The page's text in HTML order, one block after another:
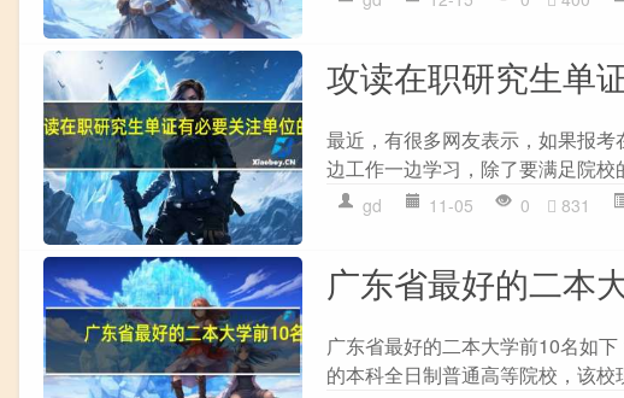
攻读在职研究生单
最近，有很多网友表示，如果报
边工作一边学习，除了要满足院
gd 11-05 0 831
广东省最好的二本
广东省最好的二本大学前10名如
的本科全日制普通高等院校，该